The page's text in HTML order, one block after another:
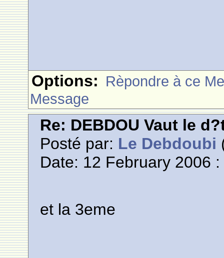
Options: Rèpondre à ce
Message
Re: DEBDOU Vaut le
Posté par: Le Debdoubi
Date: 12 February 2006
et la 3eme